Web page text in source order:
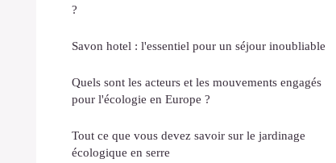
?
Savon hotel : l'essentiel pour un séjour inoubliable
Quels sont les acteurs et les mouvements engagés
pour l'écologie en Europe ?
Tout ce que vous devez savoir sur le jardinage
écologique en serre